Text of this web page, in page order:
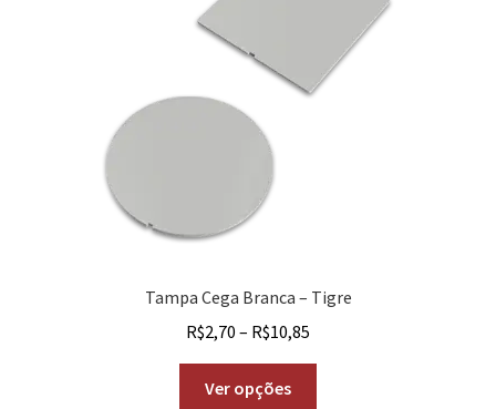
Tampa Cega Branca – Tigre
R$2,70 – R$10,85
Ver opções